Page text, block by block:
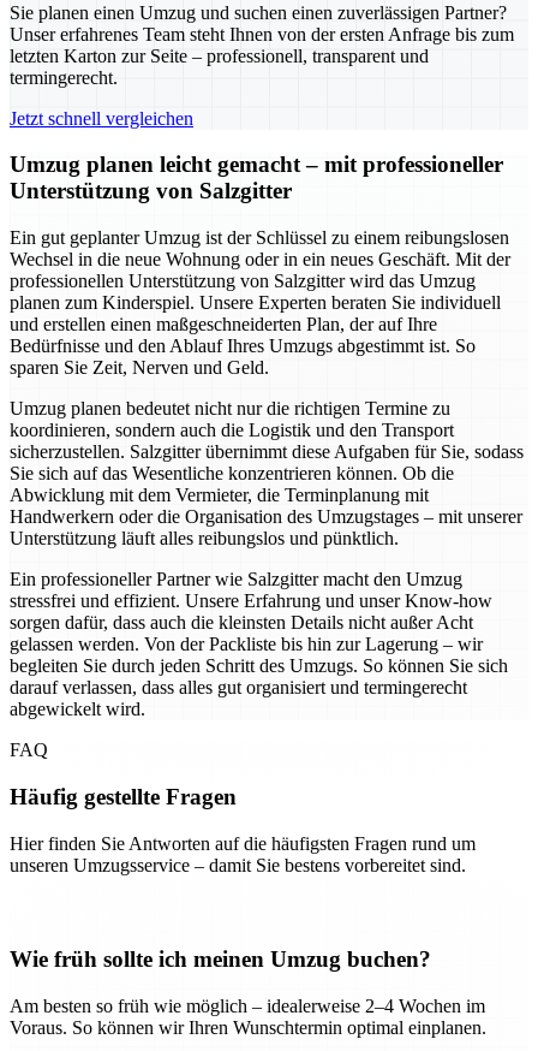
Sie planen einen Umzug und suchen einen zuverlässigen Partner?
Unser erfahrenes Team steht Ihnen von der ersten Anfrage bis zum
letzten Karton zur Seite – professionell, transparent und
termingerecht.
Jetzt schnell vergleichen
Umzug planen leicht gemacht – mit professioneller
Unterstützung von Salzgitter
Ein gut geplanter Umzug ist der Schlüssel zu einem reibungslosen
Wechsel in die neue Wohnung oder in ein neues Geschäft. Mit der
professionellen Unterstützung von Salzgitter wird das Umzug
planen zum Kinderspiel. Unsere Experten beraten Sie individuell
und erstellen einen maßgeschneiderten Plan, der auf Ihre
Bedürfnisse und den Ablauf Ihres Umzugs abgestimmt ist. So
sparen Sie Zeit, Nerven und Geld.
Umzug planen bedeutet nicht nur die richtigen Termine zu
koordinieren, sondern auch die Logistik und den Transport
sicherzustellen. Salzgitter übernimmt diese Aufgaben für Sie, sodass
Sie sich auf das Wesentliche konzentrieren können. Ob die
Abwicklung mit dem Vermieter, die Terminplanung mit
Handwerkern oder die Organisation des Umzugstages – mit unserer
Unterstützung läuft alles reibungslos und pünktlich.
Ein professioneller Partner wie Salzgitter macht den Umzug
stressfrei und effizient. Unsere Erfahrung und unser Know-how
sorgen dafür, dass auch die kleinsten Details nicht außer Acht
gelassen werden. Von der Packliste bis hin zur Lagerung – wir
begleiten Sie durch jeden Schritt des Umzugs. So können Sie sich
darauf verlassen, dass alles gut organisiert und termingerecht
abgewickelt wird.
FAQ
Häufig gestellte Fragen
Hier finden Sie Antworten auf die häufigsten Fragen rund um
unseren Umzugsservice – damit Sie bestens vorbereitet sind.
Wie früh sollte ich meinen Umzug buchen?
Am besten so früh wie möglich – idealerweise 2–4 Wochen im
Voraus. So können wir Ihren Wunschtermin optimal einplanen.